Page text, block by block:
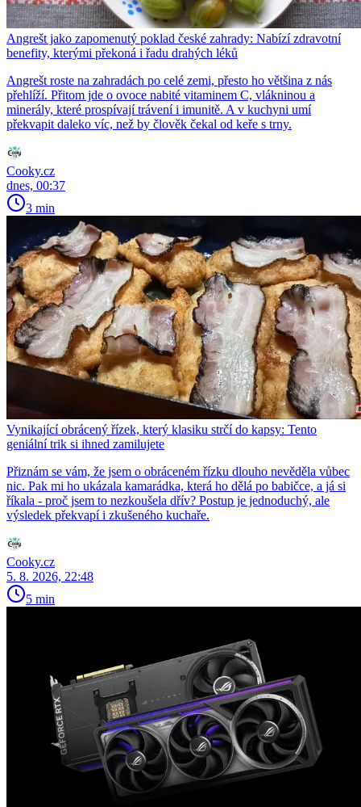
Angrešt jako zapomenutý poklad české zahrady: Nabízí zdravotní
benefity, kterými překoná i řadu drahých léků
Angrešt roste na zahradách po celé zemi, přesto ho většina z nás
přehlíží. Přitom jde o ovoce nabité vitaminem C, vlákninou a
minerály, které prospívají trávení i imunitě. A v kuchyni umí
překvapit daleko víc, než by člověk čekal od keře s trny.
Cooky.cz
dnes, 00:37
3 min
Vynikající obrácený řízek, který klasiku strčí do kapsy: Tento
geniální trik si ihned zamilujete
Přiznám se vám, že jsem o obráceném řízku dlouho nevěděla vůbec
nic. Pak mi ho ukázala kamarádka, která ho dělá po babičce, a já si
říkala - proč jsem to nezkoušela dřív? Postup je jednoduchý, ale
výsledek překvapí i zkušeného kuchaře.
Cooky.cz
5. 8. 2026, 22:48
5 min